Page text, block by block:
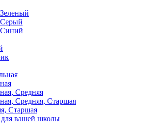
Средняя
Средняя, Старшая
Старшая
вашей школы